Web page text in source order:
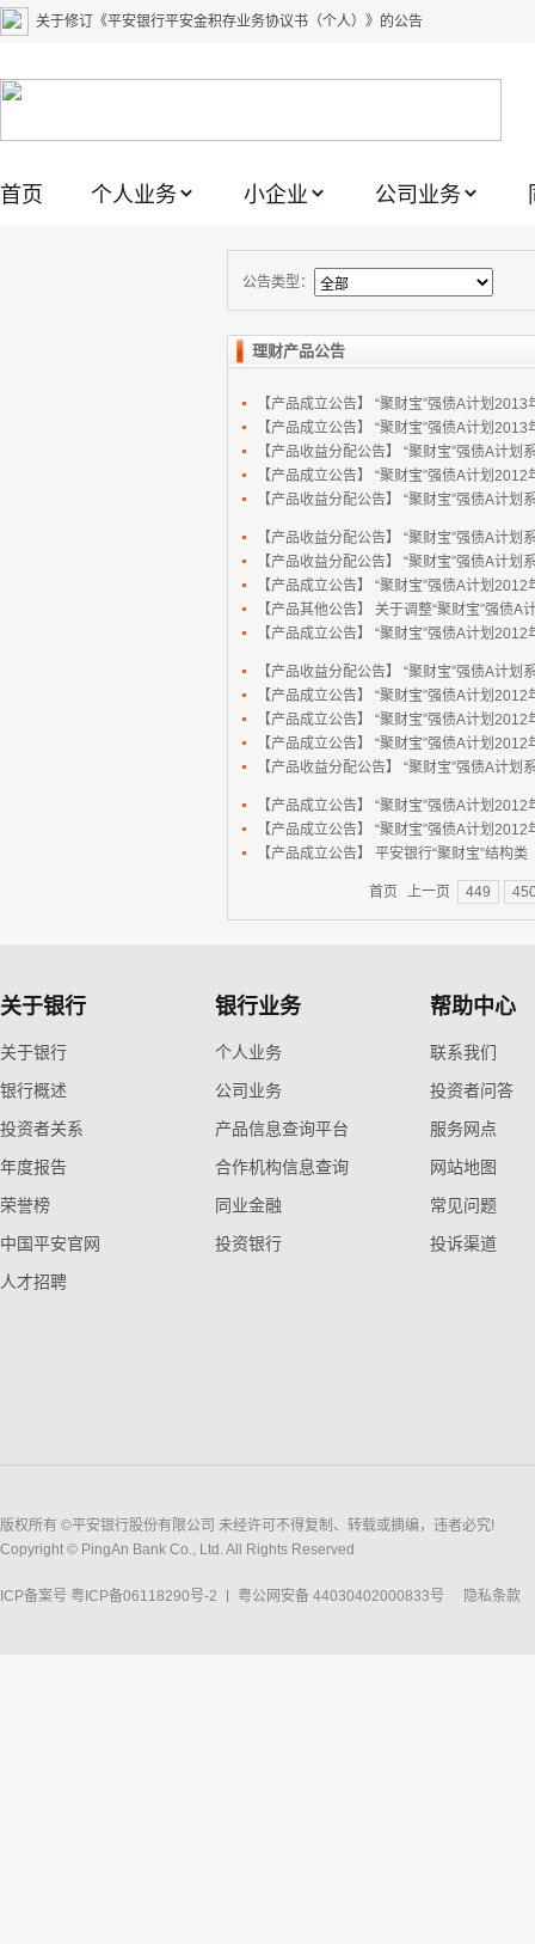
关于修订《平安银行平安金积存业务协议书（个人）》的公告
关于加强代理贵金属业务风险防范的提示
关于进一步加强代理贵金属业务风险防范的提示
关于平安银行电子版信用卡更名为平安银行数字信用卡的公告
关于调整存量首套住房贷款利率的公告
首页 个人业务 小企业 公司业务
公告类型：
理财产品公告
【产品成立公告】
“聚财宝”强债A计划
【产品成立公告】
“聚财宝”强债A计划
【产品收益分配公告】
“聚财宝”强债A计划
【产品成立公告】
“聚财宝”强债A计划
【产品收益分配公告】
“聚财宝”强债A计划
【产品收益分配公告】
“聚财宝”强债A计划
【产品收益分配公告】
“聚财宝”强债A计划
【产品成立公告】
“聚财宝”强债A计划
【产品其他公告】
关于调整“聚财宝”强债A
【产品成立公告】
“聚财宝”强债A计划
【产品收益分配公告】
“聚财宝”强债A计划
【产品成立公告】
“聚财宝”强债A计划
【产品成立公告】
“聚财宝”强债A计划
【产品成立公告】
“聚财宝”强债A计划
【产品收益分配公告】
“聚财宝”强债A计划
【产品成立公告】
“聚财宝”强债A计划
【产品成立公告】
“聚财宝”强债A计划
【产品成立公告】
平安银行“聚财宝”结构
449
上一页
首页
关于银行
关于银行
银行概述
投资者关系
年度报告
荣誉榜
中国平安官网
人才招聘
银行业务
个人业务
公司业务
产品信息查询平台
合作机构信息查询
同业金融
投资银行
帮助中心
联系我们
投资者问答
服务网点
网站地图
常见问题
投诉渠道
版权所有 ©平安银行股份有限公司 未经许可不得复制、转载或摘编，违者必究!
Copyright © PingAn Bank Co., Ltd. All Rights Reserved
ICP备案号 粤ICP备06118290号-2 粤公网安备 44030402000833号 隐私条款